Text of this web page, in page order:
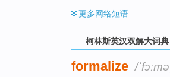
更多网络短语
柯林斯英汉双解大词典
formalize /